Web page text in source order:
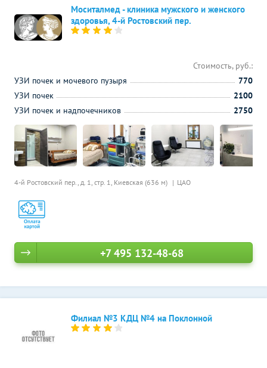
Моситалмед - клиника мужского и женского
здоровья, 4-й Ростовский пер.
4-й Ростовский пер., д. 1, стр. 1, Киевская (636 м) ЦАО
Стоимость, руб.:
УЗИ почек и мочевого пузыря
770
УЗИ почек
2100
УЗИ почек и надпочечников
2750
+7 495 132-48-68
Филиал №3 КДЦ №4 на Поклонной